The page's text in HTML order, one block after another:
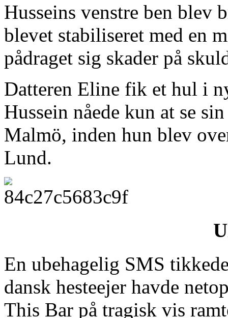
Husseins venstre ben blev
blevet stabiliseret med en
pådraget sig skader på
Datteren Eline fik et hul i
Hussein nåede kun at se
Malmö, inden hun blev
Lund.
En ubehagelig SMS
dansk hesteejer havde
This Bar på tragisk vis